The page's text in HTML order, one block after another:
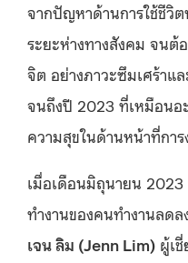
จากปัญหาด้านการใช้ชีวิ
ระยะห่างทางสังคม จน
จิต อย่างภาวะซึมเศร้าแ
จนถึงปี 2023 ที่เหมือนอ
ความสุขในด้านหน้าที่กา
เมื่อเดือนมิถุนายน
ทำงานของคนทำงานลด
เจน ลิม (Jenn Lim) ผู้เ